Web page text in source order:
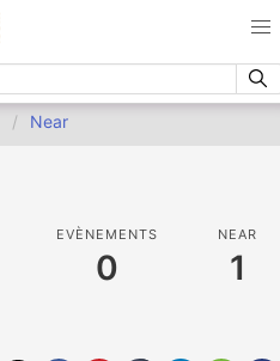
Near
EVÈNEMENTS
0
NEAR
1